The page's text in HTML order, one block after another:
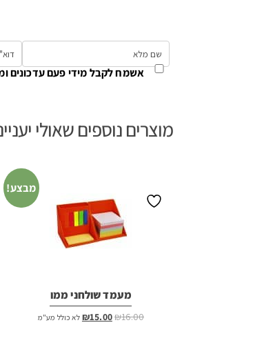
אשמח לקבל מידי פעם עדכונים
מוצרים נוספים שאולי
מבצע!
מעמד שולחני ממו
₪16.00
המחיר₪15.00 המחיר
לא כולל מע"מ